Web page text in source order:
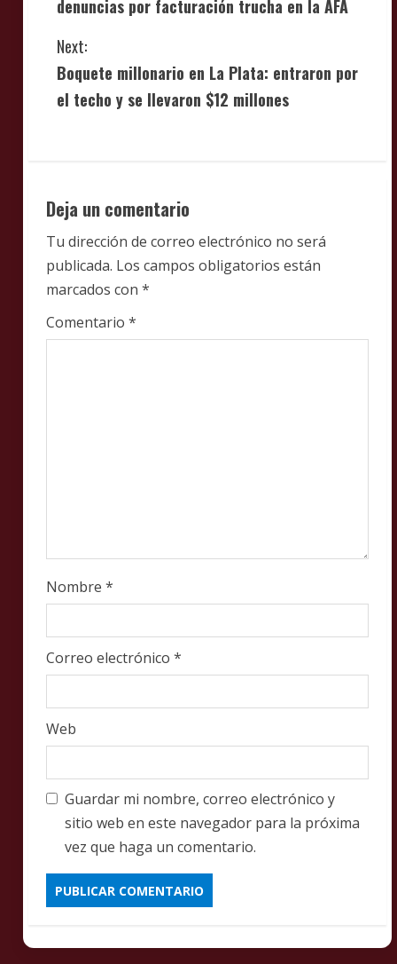
n
t
i
e
R
e
a
denuncias por facturación trucha en la AFA
Next:
Boquete millonario en La Plata: entraron por
el techo y se llevaron $12 millones
Deja un comentario
Tu dirección de correo electrónico no será
publicada. Los campos obligatorios están
marcados con *
Comentario *
Nombre *
Correo electrónico *
Web
Guardar mi nombre, correo electrónico y
sitio web en este navegador para la próxima
vez que haga un comentario.